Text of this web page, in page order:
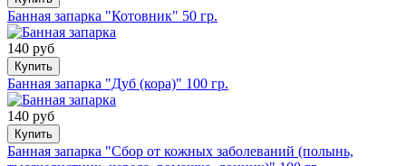
Банная запарка "Котовник" 50 гр.
140 руб
Купить
Банная запарка "Дуб (кора)" 100 гр.
140 руб
Купить
Банная запарка "Сбор от кожных заболеваний (полынь,